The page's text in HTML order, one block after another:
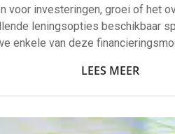
voor investeringen, groei of het
leningsopties beschikbaar
enkele van deze
LEES MEER